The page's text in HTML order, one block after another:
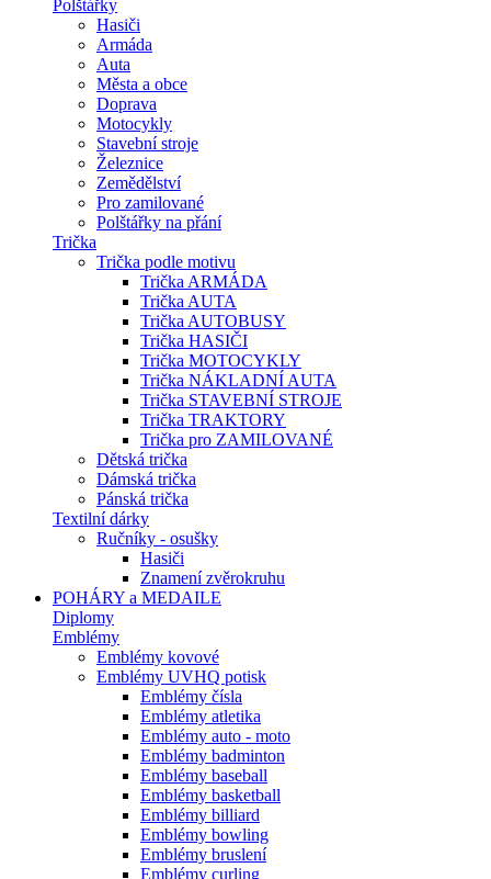
Polštářky
Hasiči
Armáda
Auta
Města a obce
Doprava
Motocykly
Stavební stroje
Železnice
Zemědělství
Pro zamilované
Polštářky na přání
Trička
Trička podle motivu
Trička ARMÁDA
Trička AUTA
Trička AUTOBUSY
Trička HASIČI
Trička MOTOCYKLY
Trička NÁKLADNÍ AUTA
Trička STAVEBNÍ STROJE
Trička TRAKTORY
Trička pro ZAMILOVANÉ
Dětská trička
Dámská trička
Pánská trička
Textilní dárky
Ručníky - osušky
Hasiči
Znamení zvěrokruhu
POHÁRY a MEDAILE
Diplomy
Emblémy
Emblémy kovové
Emblémy UVHQ potisk
Emblémy čísla
Emblémy atletika
Emblémy auto - moto
Emblémy badminton
Emblémy baseball
Emblémy basketball
Emblémy billiard
Emblémy bowling
Emblémy bruslení
Emblémy curling